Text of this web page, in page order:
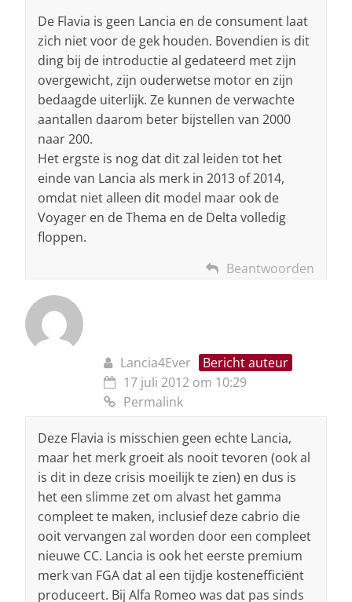
De Flavia is geen Lancia en de consument laat
zich niet voor de gek houden. Bovendien is dit
ding bij de introductie al gedateerd met zijn
overgewicht, zijn ouderwetse motor en zijn
bedaagde uiterlijk. Ze kunnen de verwachte
aantallen daarom beter bijstellen van 2000
naar 200.
Het ergste is nog dat dit zal leiden tot het
einde van Lancia als merk in 2013 of 2014,
omdat niet alleen dit model maar ook de
Voyager en de Thema en de Delta volledig
floppen.
Beantwoorden
Lancia4Ever
Bericht auteur
17 juli 2012 om 10:29
Permalink
Deze Flavia is misschien geen echte Lancia,
maar het merk groeit als nooit tevoren (ook al
is dit in deze crisis moeilijk te zien) en dus is
het een slimme zet om alvast het gamma
compleet te maken, inclusief deze cabrio die
ooit vervangen zal worden door een compleet
nieuwe CC. Lancia is ook het eerste premium
merk van FGA dat al een tijdje kostenefficiënt
produceert. Bij Alfa Romeo was dat pas sinds